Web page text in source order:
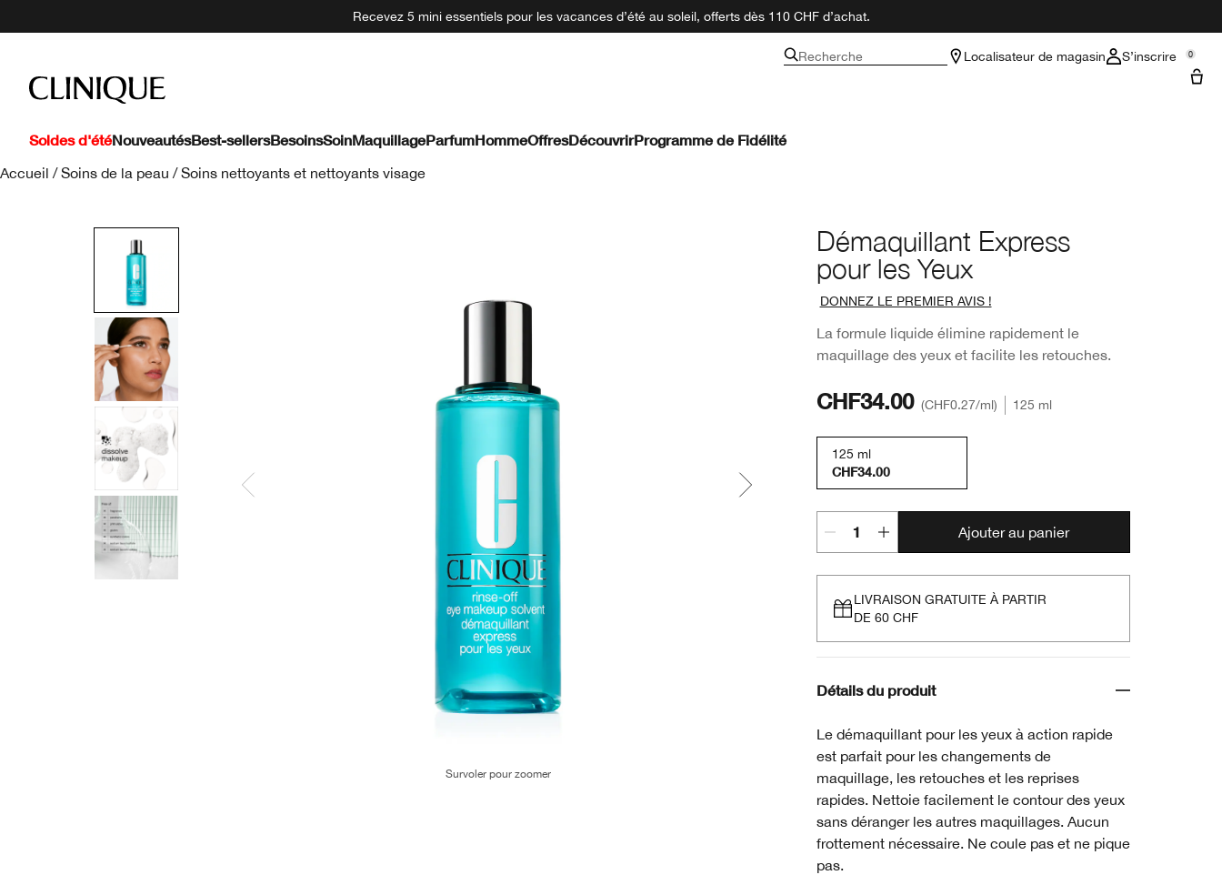
Recevez 5 mini essentiels pour les vacances d’été au soleil, offerts dès 110 CHF d’achat.
Recherche Localisateur de magasin S’inscrire 0
Soldes d'étéNouveautésBest-sellersBesoinsSoinMaquillageParfumHommeOffresDécouvrirProgramme de Fidélité
Accueil / Soins de la peau / Soins nettoyants et nettoyants visage
Démaquillant Express
pour les Yeux
DONNEZ LE PREMIER AVIS !
La formule liquide élimine rapidement le
maquillage des yeux et facilite les retouches.
Survoler pour zoomer
CHF34.00 CHF0.27/ml 125 ml
125 ml
CHF34.00
Ajouter au panier
LIVRAISON GRATUITE À PARTIR
DE 60 CHF
Détails du produit
Le démaquillant pour les yeux à action rapide
est parfait pour les changements de
maquillage, les retouches et les reprises
rapides. Nettoie facilement le contour des yeux
sans déranger les autres maquillages. Aucun
frottement nécessaire. Ne coule pas et ne pique
pas.